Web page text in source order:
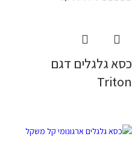
כסא גלגלים דגם
Triton